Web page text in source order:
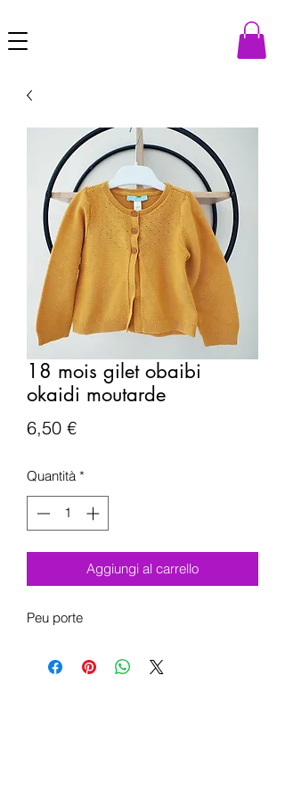
18 mois gilet obaibi
okaidi moutarde
6,50 €Prezzo
Quantità *
Aggiungi al carrello
Peu porte